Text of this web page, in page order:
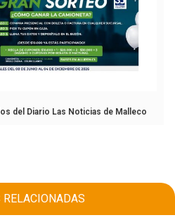
del Diario Las Noticias de Malleco
RELACIONADAS